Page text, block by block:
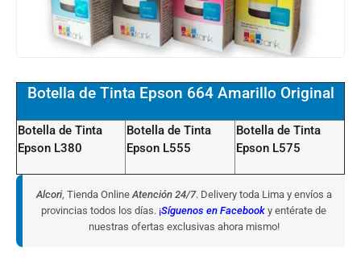
Botella de Tinta Epson 664 Amarillo Original
Botella de Tinta
Epson L380
Botella de Tinta
Epson L555
Botella de Tinta
Epson L575
Alcori, Tienda Online Atención 24/7. Delivery toda Lima y envíos a
provincias todos los días. ¡Síguenos en Facebook y entérate de
nuestras ofertas exclusivas ahora mismo!